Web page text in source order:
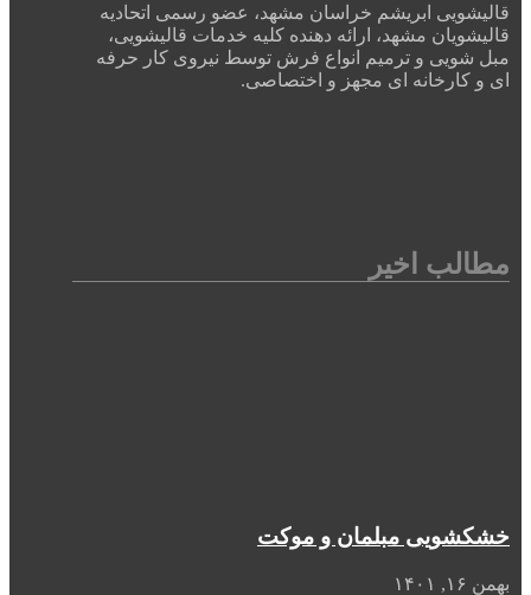
قالیشویی ابریشم خراسان مشهد، عضو رسمی اتحادیه
قالیشویان مشهد، ارائه دهنده کلیه خدمات قالیشویی،
مبل شویی و ترمیم انواع فرش توسط نیروی کار حرفه
ای و کارخانه ای مجهز و اختصاصی.
مطالب اخیر
خشکشویی مبلمان و موکت
بهمن ۱۶, ۱۴۰۱